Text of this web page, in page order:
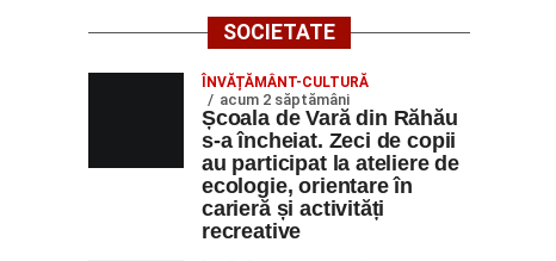
SOCIETATE
ÎNVĂȚĂMÂNT-CULTURĂ
acum 2 săptămâni
Școala de Vară din Răhău
s-a încheiat. Zeci de copii
au participat la ateliere de
ecologie, orientare în
carieră și activități
recreative